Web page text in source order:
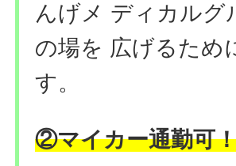
んげメ ディカルグ
の場を 広げるため
す。
②マイカー通勤可